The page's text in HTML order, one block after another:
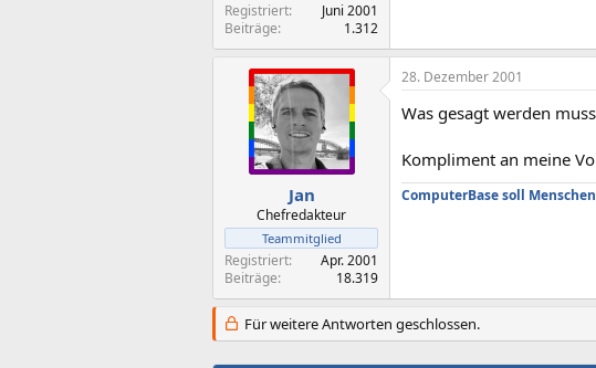
Registriert
Juni 2001
Beiträge
1.312
Jan
Chefredakteur
Teammitglied
Registriert
Apr. 2001
Beiträge
18.319
28. Dezember 2001
Was gesagt werden
Kompliment an meine
ComputerBase soll
Für weitere Antworten geschlossen.